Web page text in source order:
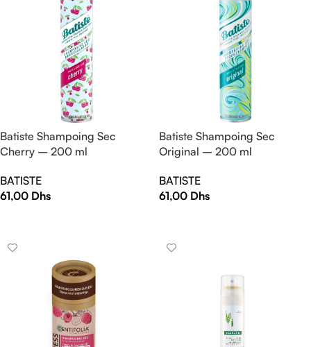
Batiste Shampoing Sec
Cherry – 200 ml
BATISTE
61,00 Dhs
Batiste Shampoing Sec
Original – 200 ml
BATISTE
61,00 Dhs